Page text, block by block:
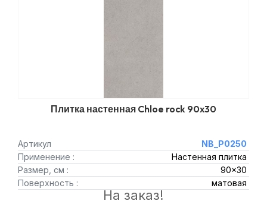
Плитка настенная Chloe rock 90x30
Артикул
NB_P0250
Применение :
Настенная плитка
Размер, см :
90x30
Поверхность :
матовая
На заказ!